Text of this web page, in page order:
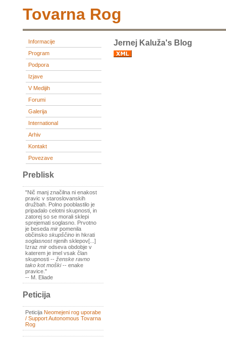
Tovarna Rog
Informacije
Program
Podpora
Izjave
V Medijih
Forumi
Galerija
International
Arhiv
Kontakt
Povezave
Preblisk
"Nič manj značilna ni enakost
pravic v staroslovanskih
družbah. Polno pooblastilo je
pripadalo celotni skupnosti, in
zatorej so se morali sklepi
sprejemati soglasno. Prvotno
je beseda mir pomenila
občinsko skupščino in hkrati
soglasnostnjenih sklepov[...]
Izraz mir odseva obdobje v
katerem je imel vsak član
skupnosti -- ženske ravno
tako kot moški-- enake
pravice."
-- M. Eliade
Peticija
Peticija Neomejeni rog uporabe
/ Support Autonomous Tovarna
Rog
Jernej Kaluža's Blog